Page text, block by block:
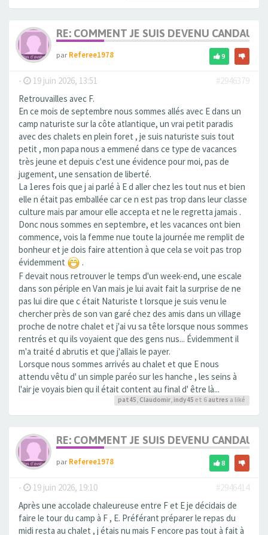
RE: COMMENT JE SUIS DEVENU
parReferee1978 9
- 19 juin 2026, 13:51
#2946379
Retrouvailles avec F.
En ce mois de septembre nous sommes allés avec E dans un
camp naturiste sur la côte atlantique, un vrai petit paradis
avec des chalets en plein foret , je suis naturiste suis tout
petit , mon papa nous a emmené dans ce type de vacances
très jeune et depuis c'est une évidence pour moi, pas de
jugement, une sensation de liberté.
La 1eres fois que j ai parlé à E d aller chez les tout nus et bien
elle n était pas emballée car ce n est pas trop dans leur classe
culture mais par amour elle accepta et ne le regretta jamais .
Donc nous sommes en septembre, et les vacances ont bien
commence, vois la femme nue toute la journée me remplit de
bonheur et je dois faire attention à que cela se voit pas trop
évidemment
.
F devait nous retrouver le temps d'un week-end, une escale
dans son périple en Van mais je lui avait fait la surprise de ne
pas lui dire que c était Naturiste t lorsque je suis venu le
chercher près de son van garé chez des amis dans un village
proche de notre chalet et j'ai vu sa tête lorsque nous sommes
rentrés et qu ils voyaient que des gens nus... Évidemment il
m'a traité d abrutis et que j'allais le payer.
Lorsque nous sommes arrivés au chalet et que E nous
attendu vêtu d' un simple paréo sur les hanche , les seins à
l'air je voyais bien qu il était content au final d' être là...
pat45, Claudomir, indy45 et 6 autres a liké
RE: COMMENT JE SUIS DEVENU
parReferee1978 8
- 19 juin 2026, 19:10
#2946414
Après une accolade chaleureuse entre F et E je décidais de
faire le tour du camp à F , E. Préférant préparer le repas du
midi resta au chalet , j étais nu mais F encore pas tout à fait à